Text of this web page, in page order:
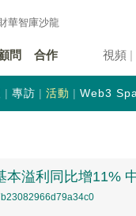
財華智庫沙龍
問 合作 視頻
專訪 活動 Web3
溢利同比增11%